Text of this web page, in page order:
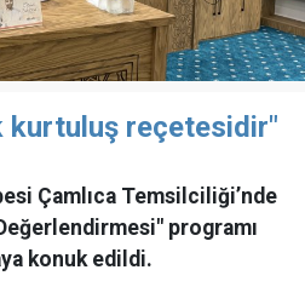
kurtuluş reçetesidir"
Çamlıca Temsilciliği’nde
programı
konuk edildi.